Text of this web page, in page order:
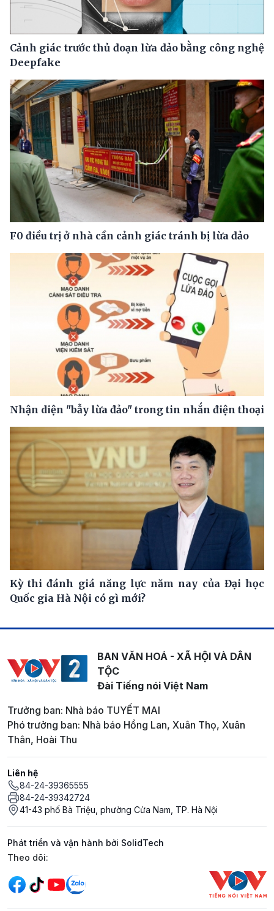
Cảnh giác trước thủ đoạn lừa đảo bằng công nghệ
Deepfake
F0 điều trị ở nhà cần cảnh giác tránh bị lừa đảo
Nhận diện "bẫy lừa đảo" trong tin nhắn điện thoại
Kỳ thi đánh giá năng lực năm nay của Đại học
Quốc gia Hà Nội có gì mới?
BAN VĂN HOÁ - XÃ HỘI VÀ DÂN
TỘC
Đài Tiếng nói Việt Nam
Trưởng ban: Nhà báo TUYẾT MAI
Phó trưởng ban: Nhà báo Hồng Lan, Xuân Thọ, Xuân
Thân, Hoài Thu
Liên hệ
84-24-39365555
84-24-39342724
41-43 phố Bà Triệu, phường Cửa Nam, TP. Hà Nội
Phát triển và vận hành bởi SolidTech
Mạng xã hội
Theo dõi: